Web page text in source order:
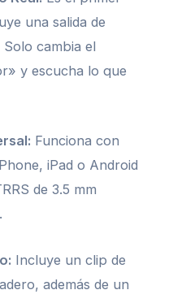
una salida de
cambia el
y escucha lo que
Funciona con
iPad o Android
de 3.5 mm
Incluye un clip de
además de un